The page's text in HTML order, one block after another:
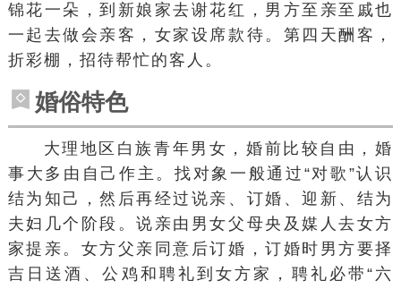
锦花一朵，到新娘家去谢花红，男方至亲至戚也
一起去做会亲客，女家设席款待。第四天酬客，
折彩棚，招待帮忙的客人。
婚俗特色
大理地区白族青年男女，婚前比较自由，婚
事大多由自己作主。找对象一般通过“对歌”认识
结为知己，然后再经过说亲、订婚、迎新、结为
夫妇几个阶段。说亲由男女父母央及媒人去女方
家提亲。女方父亲同意后订婚，订婚时男方要择
吉日送酒、公鸡和 聘礼到女方家，聘礼必带“六